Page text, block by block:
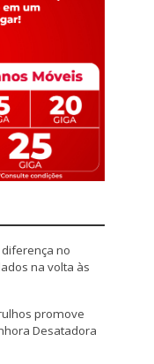
no
na volta às
promove
Desatadora